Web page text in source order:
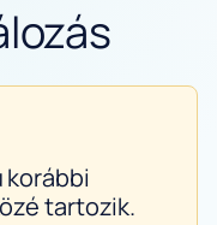
korábbi
tartozik.